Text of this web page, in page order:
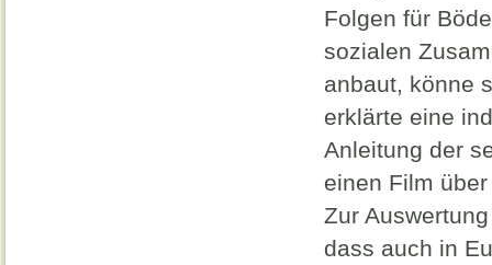
Folgen für
sozialen
anbaut, könne
erklärte eine
Anleitung der
einen Film
Zur
dass auch in